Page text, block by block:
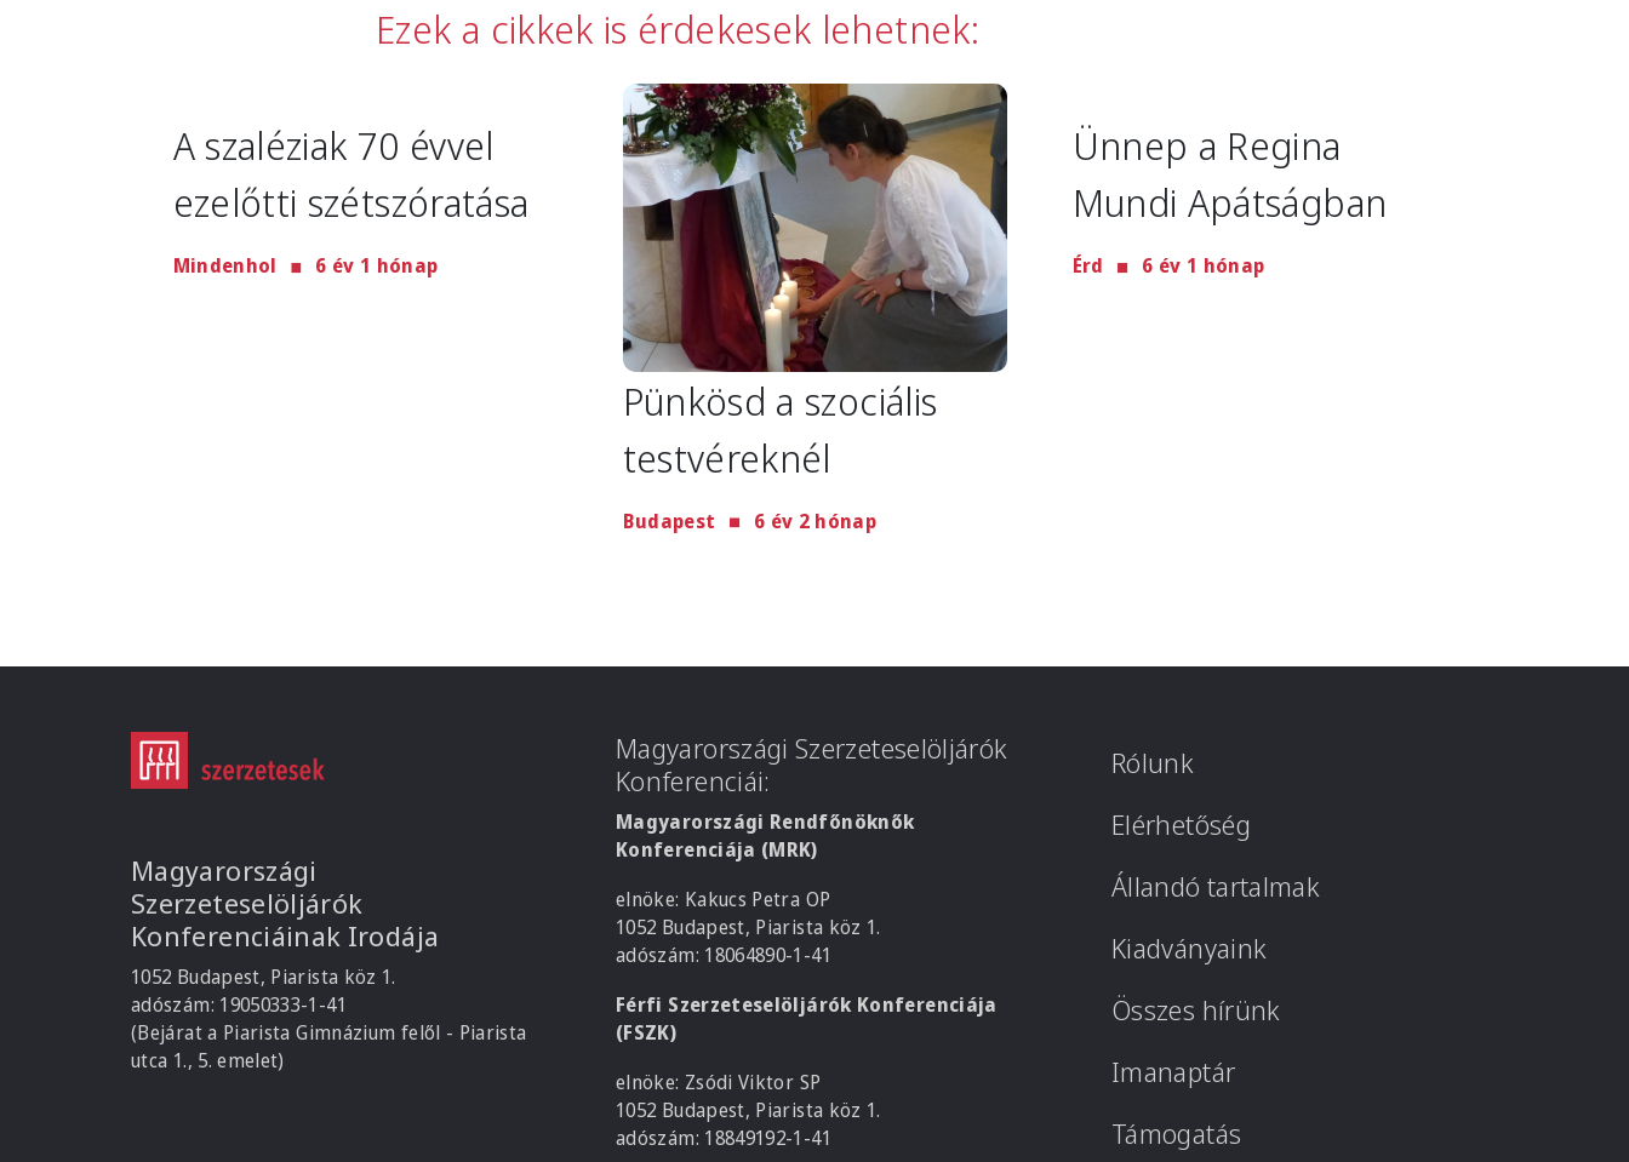
Ezek a cikkek is érdekesek lehetnek:
A szaléziak 70 évvel
ezelőtti szétszóratása
Mindenhol 6 év 1 hónap
Image
Pünkösd a szociális
testvéreknél
Budapest 6 év 2 hónap
Ünnep a Regina
Mundi Apátságban
Érd 6 év 1 hónap
Magyarországi
Szerzeteselöljárók
Konferenciáinak Irodája
1052 Budapest, Piarista köz 1.
adószám: 19050333-1-41
(Bejárat a Piarista Gimnázium felől - Piarista
utca 1., 5. emelet)
Magyarországi Szerzeteselöljárók
Konferenciái:
Magyarországi Rendfőnöknők
Konferenciája (MRK)
elnöke: Kakucs Petra OP
1052 Budapest, Piarista köz 1.
adószám: 18064890-1-41
Férfi Szerzeteselöljárók Konferenciája
(FSZK)
elnöke: Zsódi Viktor SP
1052 Budapest, Piarista köz 1.
adószám: 18849192-1-41
Rólunk
Elérhetőség
Állandó tartalmak
Kiadványaink
Összes hírünk
Imanaptár
Támogatás